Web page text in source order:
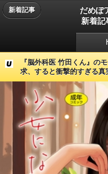
新着記事
だめぽ
新着記
『脳外科医 竹田くん』の
求、すると衝撃的すぎる